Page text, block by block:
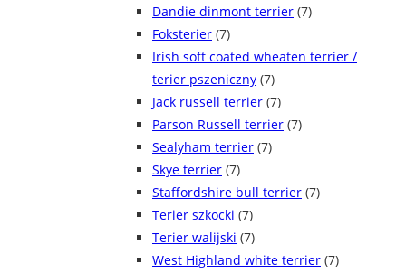
Dandie dinmont terrier (7)
Foksterier (7)
Irish soft coated wheaten terrier /
terier pszeniczny (7)
Jack russell terrier (7)
Parson Russell terrier (7)
Sealyham terrier (7)
Skye terrier (7)
Staffordshire bull terrier (7)
Terier szkocki (7)
Terier walijski (7)
West Highland white terrier (7)